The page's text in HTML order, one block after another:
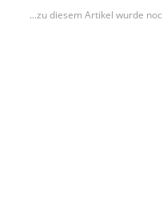
...zu diesem Artikel wurde